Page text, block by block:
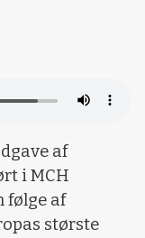
af
i MCH
følge af
største